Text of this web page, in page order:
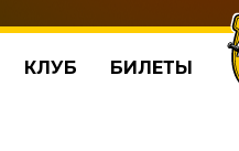
КЛУБ БИЛЕТЫ